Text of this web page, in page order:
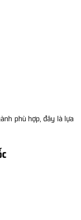
phù hợp, đây là lựa